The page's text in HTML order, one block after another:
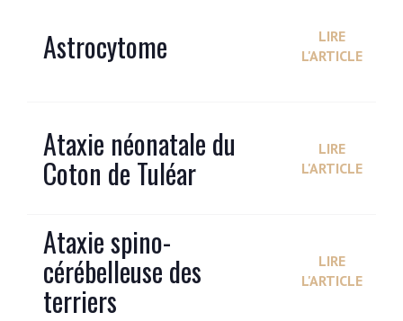
Astrocytome
LIRE
L'ARTICLE
Ataxie néonatale du
Coton de Tuléar
LIRE
L'ARTICLE
Ataxie spino-
cérébelleuse des
terriers
LIRE
L'ARTICLE